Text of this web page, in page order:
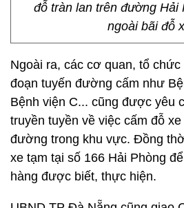
đỗ tràn lan trên đường Hải
ngoài bãi đỗ
Ngoài ra, các cơ quan, tổ
đoạn tuyến đường cấm như
Bệnh viện C... cũng được yêu
truyền tuyền về việc cấm đỗ
đường trong khu vực. Đồng
xe tạm tại số 166 Hải Phòng
hàng được biết, thực hiện.